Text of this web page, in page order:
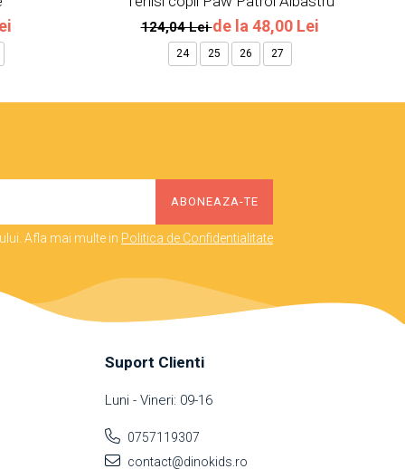
124,04 Leide la 48,00 Lei
24 25 26 27
Afla mai multe in Politica de Confidentialitate
Suport Clienti
Luni - Vineri: 09-16
0757119307
contact@dinokids.ro